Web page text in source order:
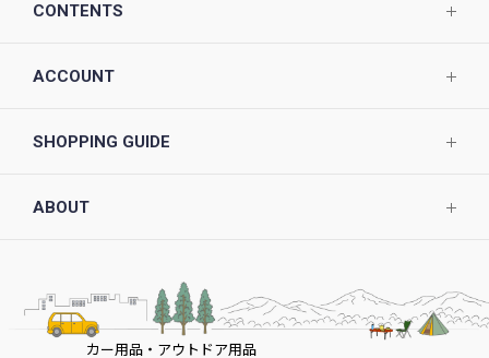
CONTENTS
ACCOUNT
SHOPPING GUIDE
ABOUT
カー用品・アウトドア用品